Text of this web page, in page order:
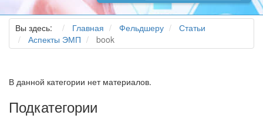
Вы здесь: Главная Фельдшеру
Статьи
Аспекты ЭМП
book
В данной категории нет материалов.
Подкатегории